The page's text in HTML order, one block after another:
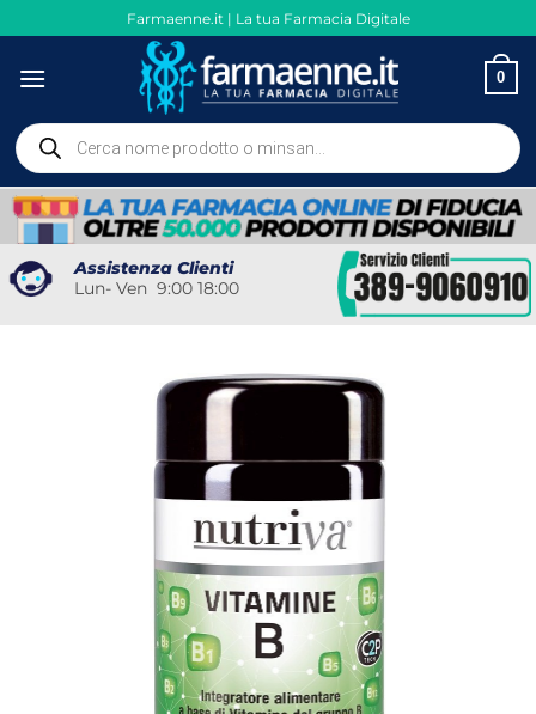
ai
contenuti
Farmaenne.it | La tua Farmacia Digitale
0
Ricerca
prodotti
Assistenza Clienti
Lun- Ven 9:00 18:00